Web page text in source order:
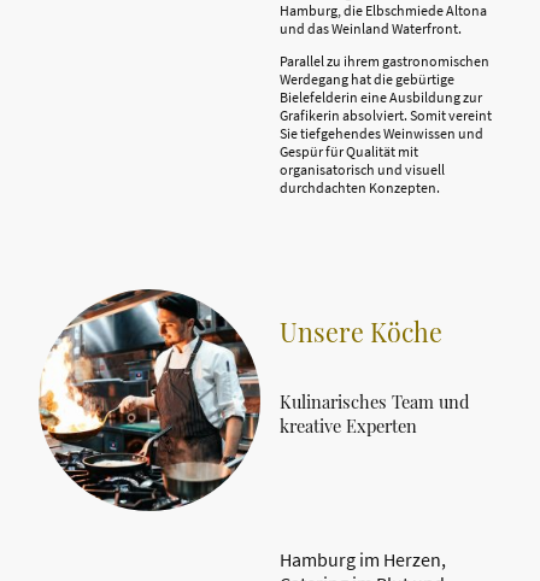
Hamburg, die Elbschmiede Altona
und das Weinland Waterfront.
Parallel zu ihrem gastronomischen
Werdegang hat die gebürtige
Bielefelderin eine Ausbildung zur
Grafikerin absolviert. Somit vereint
Sie tiefgehendes Weinwissen und
Gespür für Qualität mit
organisatorisch und visuell
durchdachten Konzepten.
Unsere Köche
Kulinarisches Team und
kreative Experten
Hamburg im Herzen,